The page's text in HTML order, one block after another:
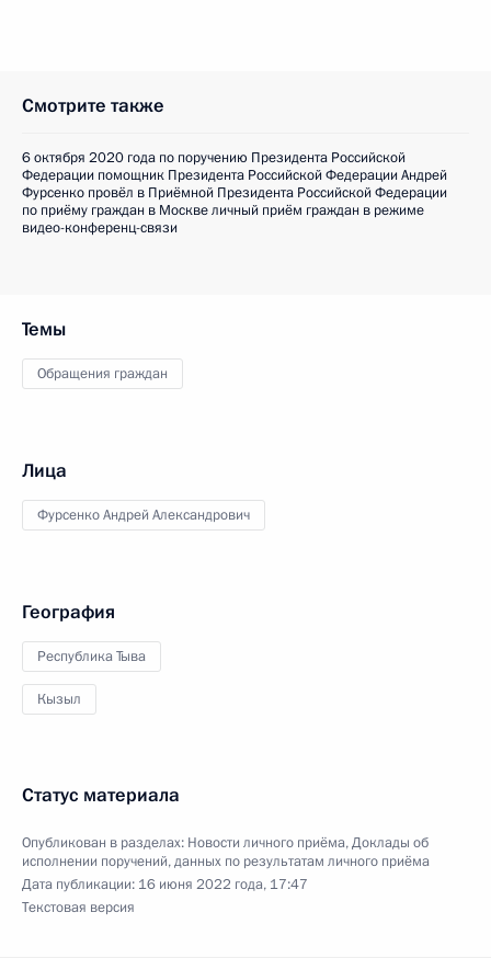
Смотрите также
6 октября 2020 года по поручению Президента Российской
Федерации помощник Президента Российской Федерации Андрей
Фурсенко провёл в Приёмной Президента Российской Федерации
по приёму граждан в Москве личный приём граждан в режиме
видео-конференц-связи
Темы
Обращения граждан
Лица
Фурсенко Андрей Александрович
География
Республика Тыва
Кызыл
Статус материала
Опубликован в разделах: Новости личного приёма,Доклады об
исполнении поручений, данных по результатам личного приёма
Дата публикации: 16 июня 2022 года, 17:47
Текстовая версия